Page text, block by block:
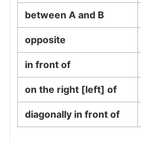
between A and B
opposite
in front of
on the right [left] of
diagonally in front of